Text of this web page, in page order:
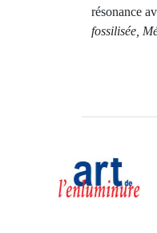
résonance
fossilisée,